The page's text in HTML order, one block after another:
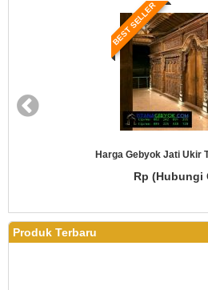
BEST SELLER
Harga Gebyok Jati Ukir
Rp (Hubungi
Produk Terbaru